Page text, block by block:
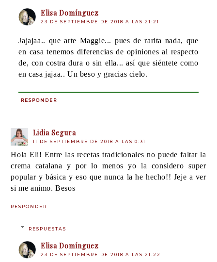
Elisa Domínguez
23 DE SEPTIEMBRE DE 2018 A LAS 21:21
Jajajaa.. que arte Maggie... pues de rarita nada, que
en casa tenemos diferencias de opiniones al respecto
de, con costra dura o sin ella... así que siéntete como
en casa jajaa.. Un beso y gracias cielo.
RESPONDER
Lidia Segura
11 DE SEPTIEMBRE DE 2018 A LAS 0:31
Hola Eli! Entre las recetas tradicionales no puede faltar la
crema catalana y por lo menos yo la considero super
popular y básica y eso que nunca la he hecho!! Jeje a ver
si me animo. Besos
RESPONDER
RESPUESTAS
Elisa Domínguez
23 DE SEPTIEMBRE DE 2018 A LAS 21:22